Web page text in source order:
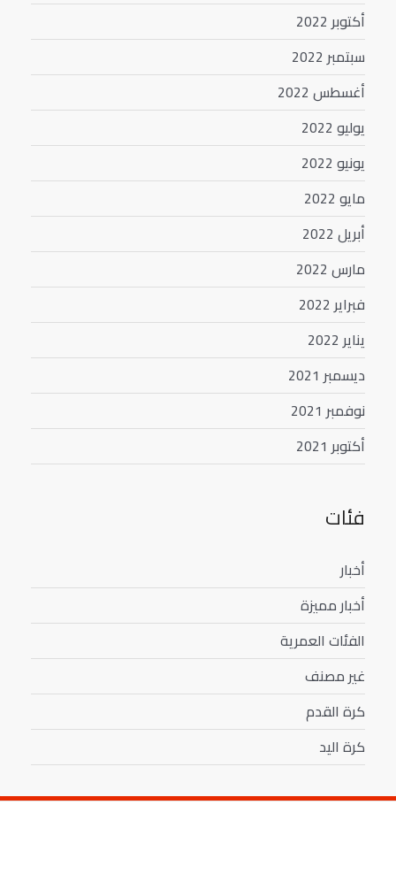
أكتوبر 2022
سبتمبر 2022
أغسطس 2022
يوليو 2022
يونيو 2022
مايو 2022
أبريل 2022
مارس 2022
فبراير 2022
يناير 2022
ديسمبر 2021
نوفمبر 2021
أكتوبر 2021
فئات
أخبار
أخبار مميزة
الفئات العمرية
غير مصنف
كرة القدم
كرة اليد